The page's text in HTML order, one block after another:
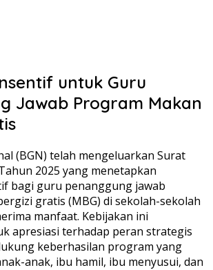
untuk Guru
Jawab Program Makan
(BGN) telah mengeluarkan Surat
2025 yang menetapkan
bagi guru penanggung jawab
gratis (MBG) di sekolah-sekolah
manfaat. Kebijakan ini
apresiasi terhadap peran strategis
keberhasilan program yang
anak, ibu hamil, ibu menyusui, dan